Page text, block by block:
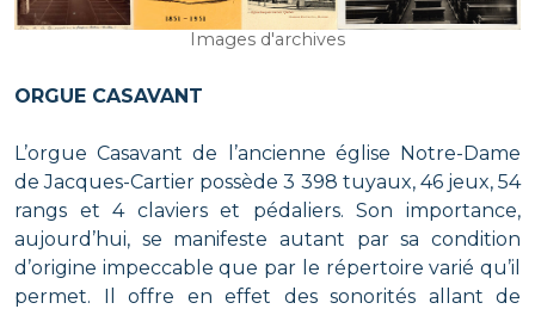
Images d'archives
ORGUE CASAVANT
L’orgue Casavant de l’ancienne église Notre-Dame
de Jacques-Cartier possède 3 398 tuyaux, 46 jeux, 54
rangs et 4 claviers et pédaliers. Son importance,
aujourd’hui, se manifeste autant par sa condition
d’origine impeccable que par le répertoire varié qu’il
permet. Il offre en effet des sonorités allant de